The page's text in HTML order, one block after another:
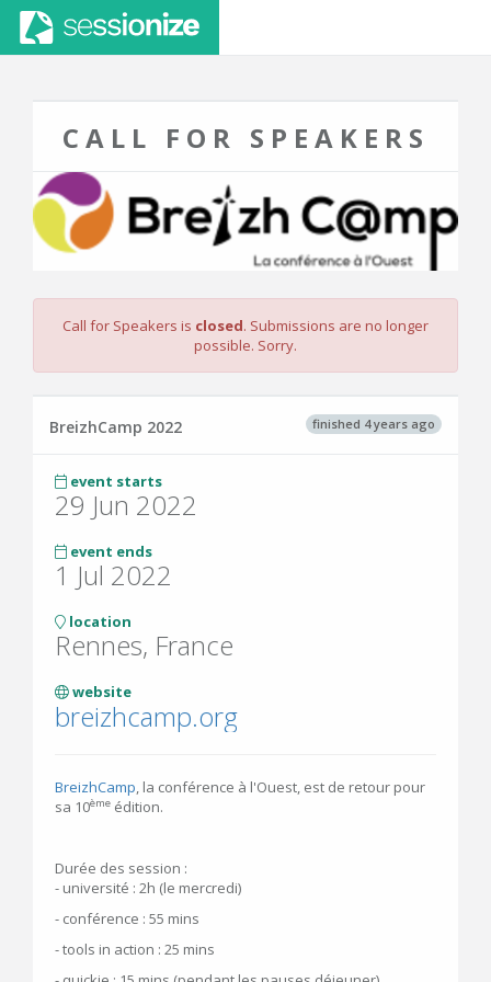
CALL FOR SPEAKERS
Call for Speakers is closed. Submissions are no longer
possible. Sorry.
finished 4 years ago
BreizhCamp 2022
event starts
29 Jun 2022
event ends
1 Jul 2022
location
Rennes, France
website
breizhcamp.org
BreizhCamp , la conférence à l'Ouest, est de retour pour
sa 10ème édition.
Durée des session :
- université : 2h (le mercredi)
- conférence : 55 mins
- tools in action : 25 mins